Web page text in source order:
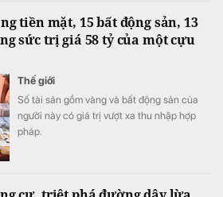
tiền mặt, 15 bất động sản, 13
sức trị giá 58 tỷ của một cựu
Thế giới
Số tài sản gồm vàng và bất động sản của
người này có giá trị vượt xa thu nhập hợp
pháp.